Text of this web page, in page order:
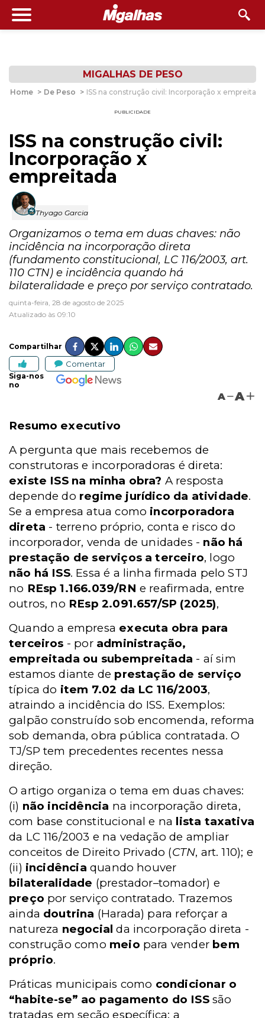
MIGALHAS DE PESO
Home > De Peso > ISS na construção civil: Incorporação x empreitada
PUBLICIDADE
ISS na construção civil:
Incorporação x
empreitada
Thyago Garcia
Organizamos o tema em duas chaves: não
incidência na incorporação direta
(fundamento constitucional, LC 116/2003, art.
110 CTN) e incidência quando há
bilateralidade e preço por serviço contratado.
quinta-feira, 28 de agosto de 2025
Atualizado às 09:10
Compartilhar
Comentar
Siga-nos
no
A A
Resumo executivo
A pergunta que mais recebemos de
construtoras e incorporadoras é direta:
existe ISS na minha obra? A resposta
depende do regime jurídico da atividade.
Se a empresa atua como incorporadora
direta - terreno próprio, conta e risco do
incorporador, venda de unidades - não há
prestação de serviços a terceiro, logo
não há ISS. Essa é a linha firmada pelo STJ
no REsp 1.166.039/RN e reafirmada, entre
outros, no REsp 2.091.657/SP (2025),
Quando a empresa executa obra para
terceiros - por administração,
empreitada ou subempreitada - aí sim
estamos diante de prestação de serviço
típica do item 7.02 da LC 116/2003,
atraindo a incidência do ISS. Exemplos:
galpão construído sob encomenda, reforma
sob demanda, obra pública contratada. O
TJ/SP tem precedentes recentes nessa
direção.
O artigo organiza o tema em duas chaves:
(i) não incidência na incorporação direta,
com base constitucional e na lista taxativa
da LC 116/2003 e na vedação de ampliar
conceitos de Direito Privado (CTN, art. 110); e
(ii) incidência quando houver
bilateralidade (prestador–tomador) e
preço por serviço contratado. Trazemos
ainda doutrina (Harada) para reforçar a
natureza negocial da incorporação direta -
construção como meio para vender bem
próprio.
Práticas municipais como condicionar o
“habite-se” ao pagamento do ISSsão
tratadas em seção específica: a